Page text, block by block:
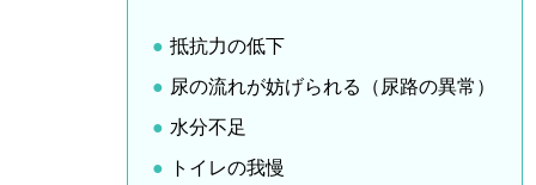
抵抗力の低下
尿の流れが妨げられる（尿路の異常）
水分不足
トイレの我慢